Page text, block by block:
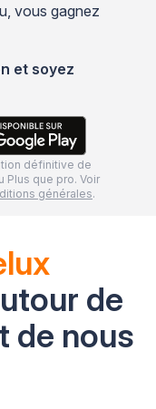
vous gagnez
et soyez
définitive de
Plus que pro. Voir
générales.
de
de nous